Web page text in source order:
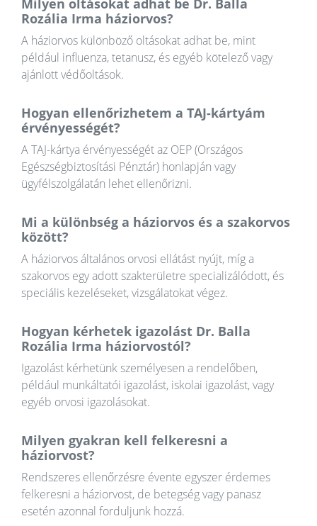
Milyen oltásokat adhat be Dr. Balla
Rozália Irma háziorvos?
A háziorvos különböző oltásokat adhat be, mint
például influenza, tetanusz, és egyéb kötelező vagy
ajánlott védőoltások.
Hogyan ellenőrizhetem a TAJ-kártyám
érvényességét?
A TAJ-kártya érvényességét az OEP (Országos
Egészségbiztosítási Pénztár) honlapján vagy
ügyfélszolgálatán lehet ellenőrizni.
Mi a különbség a háziorvos és a szakorvos
között?
A háziorvos általános orvosi ellátást nyújt, míg a
szakorvos egy adott szakterületre specializálódott, és
speciális kezeléseket, vizsgálatokat végez.
Hogyan kérhetek igazolást Dr. Balla
Rozália Irma háziorvostól?
Igazolást kérhetünk személyesen a rendelőben,
például munkáltatói igazolást, iskolai igazolást, vagy
egyéb orvosi igazolásokat.
Milyen gyakran kell felkeresni a
háziorvost?
Rendszeres ellenőrzésre évente egyszer érdemes
felkeresni a háziorvost, de betegség vagy panasz
esetén azonnal forduljunk hozzá.